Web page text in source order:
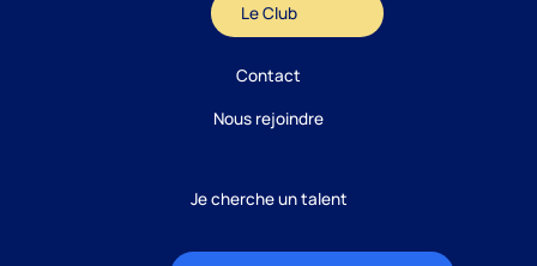
Le Club
Contact
Nous rejoindre
Je cherche un talent